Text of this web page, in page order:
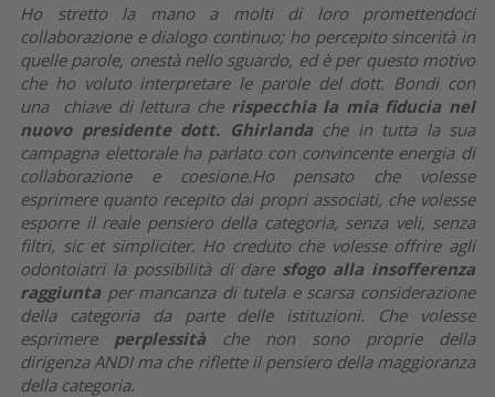
Ho stretto la mano a molti di loro promettendoci
collaborazione e dialogo continuo; ho percepito sincerità in
quelle parole, onestà nello sguardo, ed è per questo motivo
che ho voluto interpretare le parole del dott. Bondi con
una chiave di lettura che rispecchia la mia fiducia nel
nuovo presidente dott. Ghirlanda che in tutta la sua
campagna elettorale ha parlato con convincente energia di
collaborazione e coesione.Ho pensato che volesse
esprimere quanto recepito dai propri associati, che volesse
esporre il reale pensiero della categoria, senza veli, senza
filtri, sic et simpliciter. Ho creduto che volesse offrire agli
odontoiatri la possibilità di dare sfogo alla insofferenza
raggiunta per mancanza di tutela e scarsa considerazione
della categoria da parte delle istituzioni. Che volesse
esprimere perplessitàche non sono proprie della
dirigenza ANDI ma che riflette il pensiero della maggioranza
della categoria.